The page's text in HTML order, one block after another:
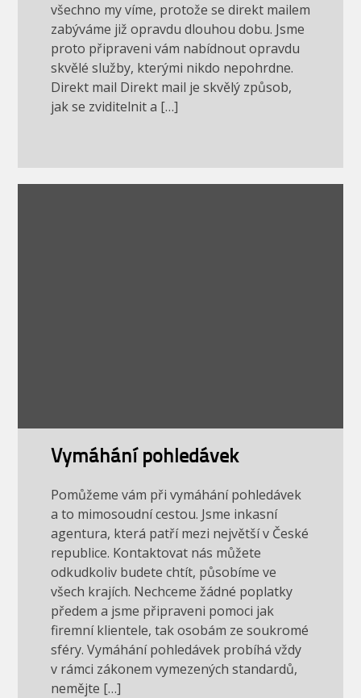
všechno my víme, protože se direkt mailem
zabýváme již opravdu dlouhou dobu. Jsme
proto připraveni vám nabídnout opravdu
skvělé služby, kterými nikdo nepohrdne.
Direkt mail Direkt mail je skvělý způsob,
jak se zviditelnit a […]
Vymáhání pohledávek
Pomůžeme vám při vymáhání pohledávek
a to mimosoudní cestou. Jsme inkasní
agentura, která patří mezi největší v České
republice. Kontaktovat nás můžete
odkudkoliv budete chtít, působíme ve
všech krajích. Nechceme žádné poplatky
předem a jsme připraveni pomoci jak
firemní klientele, tak osobám ze soukromé
sféry. Vymáhání pohledávek probíhá vždy
v rámci zákonem vymezených standardů,
nemějte […]